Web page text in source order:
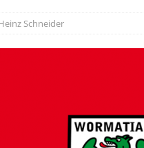
Schneider